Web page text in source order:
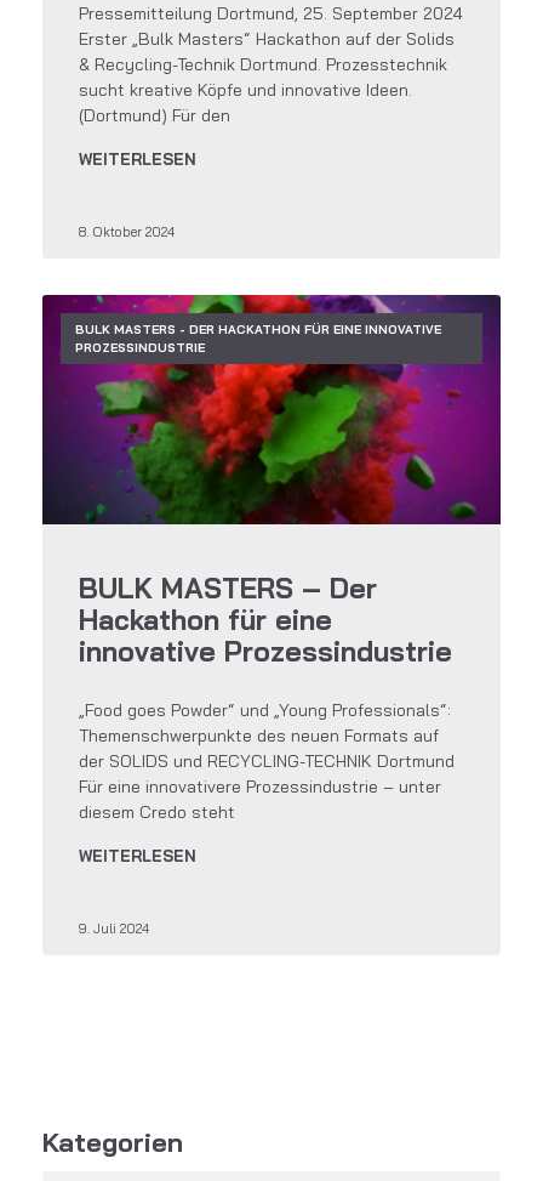
Pressemitteilung Dortmund, 25. September 2024
Erster „Bulk Masters“ Hackathon auf der Solids
& Recycling-Technik Dortmund. Prozesstechnik
sucht kreative Köpfe und innovative Ideen.
(Dortmund) Für den
WEITERLESEN
8. Oktober 2024
BULK MASTERS - DER HACKATHON FÜR EINE INNOVATIVE
PROZESSINDUSTRIE
BULK MASTERS – Der
Hackathon für eine
innovative Prozessindustrie
„Food goes Powder“ und „Young Professionals“:
Themenschwerpunkte des neuen Formats auf
der SOLIDS und RECYCLING-TECHNIK Dortmund
Für eine innovativere Prozessindustrie – unter
diesem Credo steht
WEITERLESEN
9. Juli 2024
Kategorien